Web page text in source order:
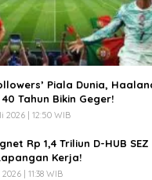
Piala Dunia,
Tahun Bikin Geger!
2026 | 12:50 WIB
Rp 1,4 Triliun D-HUB SEZ
Kerja!
| 11:38 WIB